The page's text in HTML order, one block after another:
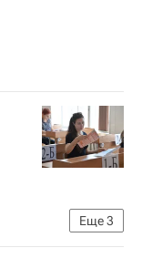
Еще3